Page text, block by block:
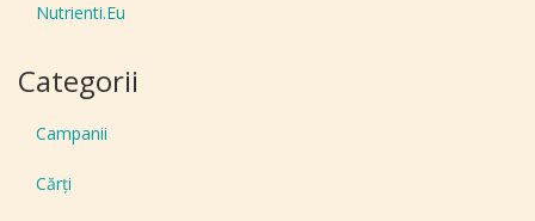
Nutrienti.Eu
Categorii
Campanii
Cărți